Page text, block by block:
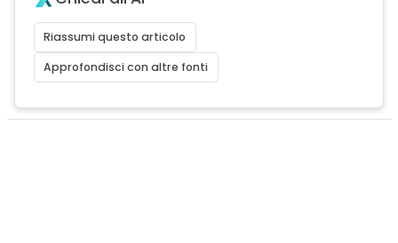
Riassumi questo articolo
Approfondisci con altre fonti